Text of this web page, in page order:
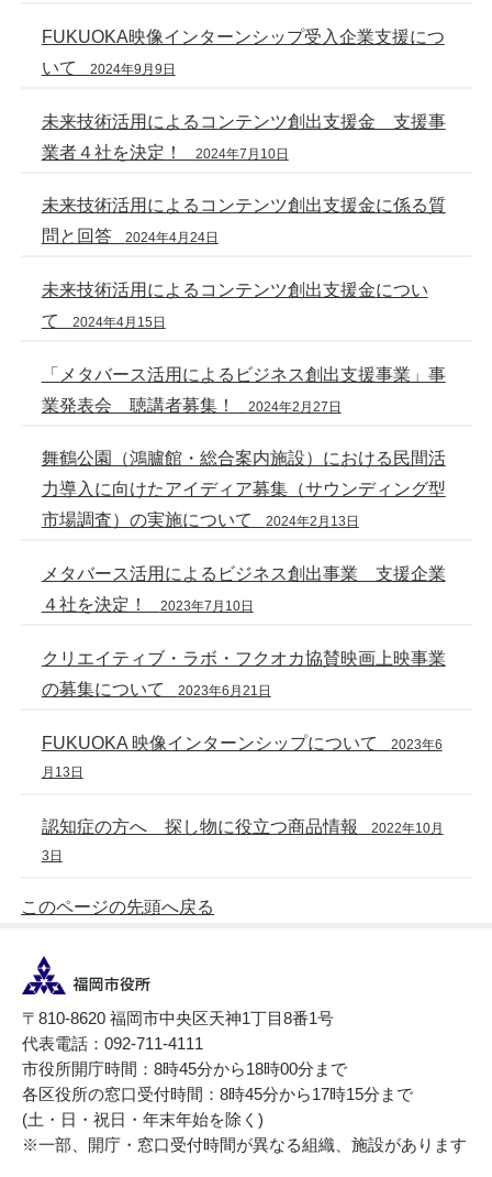
FUKUOKA映像インターンシップ受入企業支援につ
いて
2024年9月9日
未来技術活用によるコンテンツ創出支援金 支援事
業者４社を決定！
2024年7月10日
未来技術活用によるコンテンツ創出支援金に係る質
問と回答
2024年4月24日
未来技術活用によるコンテンツ創出支援金につい
て
2024年4月15日
「メタバース活用によるビジネス創出支援事業」事
業発表会 聴講者募集！
2024年2月27日
舞鶴公園（鴻臚館・総合案内施設）における民間活
力導入に向けたアイディア募集（サウンディング型
市場調査）の実施について
2024年2月13日
メタバース活用によるビジネス創出事業 支援企業
４社を決定！
2023年7月10日
クリエイティブ・ラボ・フクオカ協賛映画上映事業
の募集について
2023年6月21日
FUKUOKA 映像インターンシップについて 2023年6
月13日
認知症の方へ 探し物に役立つ商品情報 2022年10月
3日
このページの先頭へ戻る
〒810-8620 福岡市中央区天神1丁目8番1号
代表電話：092-711-4111
市役所開庁時間：8時45分から18時00分まで
各区役所の窓口受付時間：8時45分から17時15分まで
(土・日・祝日・年末年始を除く)
※一部、開庁・窓口受付時間が異なる組織、施設があります